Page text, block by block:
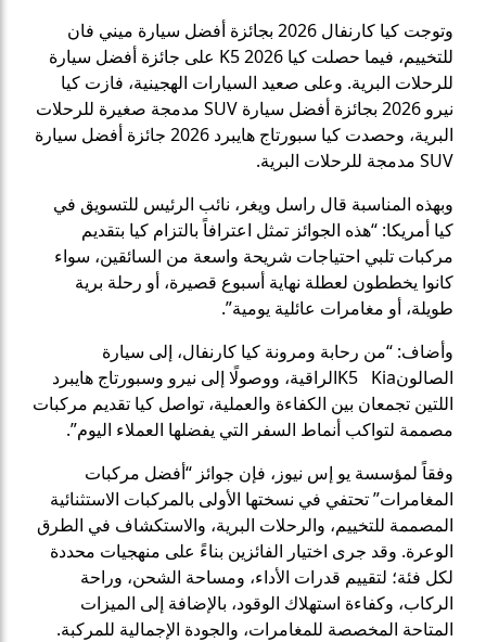
وتوجت كيا كارنفال 2026 بجائزة أفضل سيارة ميني فان
للتخييم، فيما حصلت كيا K5 2026 على جائزة أفضل سيارة
للرحلات البرية. وعلى صعيد السيارات الهجينية، فازت كيا
نيرو 2026 بجائزة أفضل سيارة SUV مدمجة صغيرة للرحلات
البرية، وحصدت كيا سبورتاج هايبرد 2026 جائزة أفضل سيارة
SUV مدمجة للرحلات البرية.
وبهذه المناسبة قال راسل ويغر، نائب الرئيس للتسويق في
كيا أمريكا: “هذه الجوائز تمثل اعترافاً بالتزام كيا بتقديم
مركبات تلبي احتياجات شريحة واسعة من السائقين، سواء
كانوا يخططون لعطلة نهاية أسبوع قصيرة، أو رحلة برية
طويلة، أو مغامرات عائلية يومية”.
وأضاف: “من رحابة ومرونة كيا كارنفال، إلى سيارة
الصالونK5 Kiaالراقية، ووصولًا إلى نيرو وسبورتاج هايبرد
اللتين تجمعان بين الكفاءة والعملية، تواصل كيا تقديم مركبات
مصممة لتواكب أنماط السفر التي يفضلها العملاء اليوم”.
وفقاً لمؤسسة يو إس نيوز، فإن جوائز “أفضل مركبات
المغامرات” تحتفي في نسختها الأولى بالمركبات الاستثنائية
المصممة للتخييم، والرحلات البرية، والاستكشاف في الطرق
الوعرة. وقد جرى اختيار الفائزين بناءً على منهجيات محددة
لكل فئة؛ لتقييم قدرات الأداء، ومساحة الشحن، وراحة
الركاب، وكفاءة استهلاك الوقود، بالإضافة إلى الميزات
المتاحة المخصصة للمغامرات، والجودة الإجمالية للمركبة.